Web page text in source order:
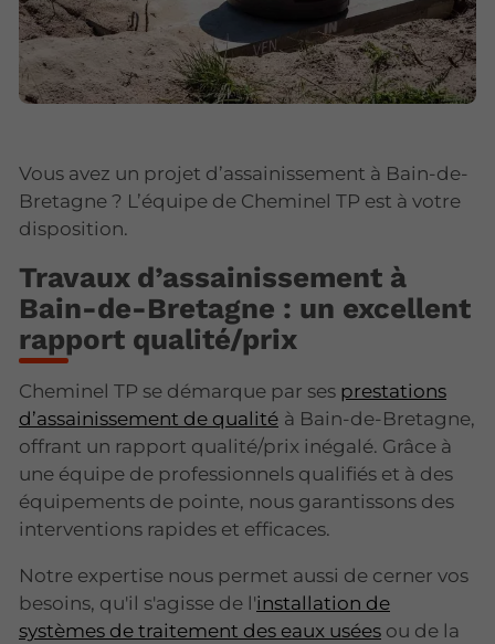
Vous avez un projet d’assainissement à Bain-de-
Bretagne ? L’équipe de Cheminel TP est à votre
disposition.
Travaux d’assainissement à
Bain-de-Bretagne : un excellent
rapport qualité/prix
Cheminel TP se démarque par ses prestations
d’assainissement de qualité à Bain-de-Bretagne,
offrant un rapport qualité/prix inégalé. Grâce à
une équipe de professionnels qualifiés et à des
équipements de pointe, nous garantissons des
interventions rapides et efficaces.
Notre expertise nous permet aussi de cerner vos
besoins, qu'il s'agisse de l'installation de
systèmes de traitement des eaux usées ou de la